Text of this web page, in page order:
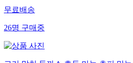
무료배송
26명 구매중